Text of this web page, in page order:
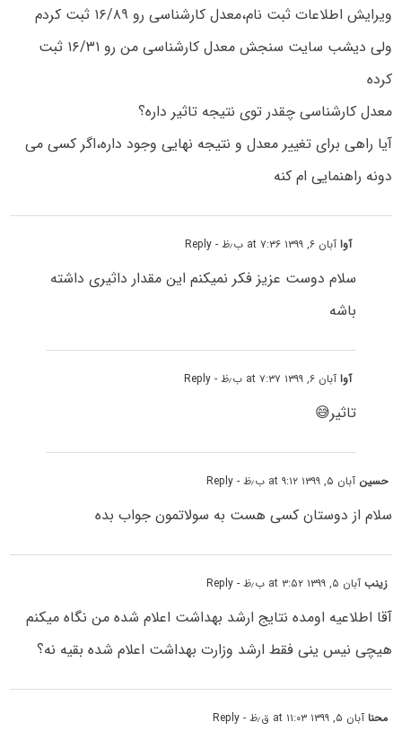
ویرایش اطلاعات ثبت نام،معدل کارشناسی رو ۱۶/۸۹ ثبت کردم
ولی دیشب سایت سنجش معدل کارشناسی من رو ۱۶/۳۱ ثبت
کرده
معدل کارشناسی چقدر توی نتیجه تاثیر داره؟
آیا راهی برای تغییر معدل و نتیجه نهایی وجود داره،اگر کسی می
دونه راهنمایی ام کنه
آواآبان ۶, ۱۳۹۹ at ۷:۳۶ ب٫ظ - Reply
سلام دوست عزیز فکر نمیکنم این مقدار داثیری داشته
باشه
آواآبان ۶, ۱۳۹۹ at ۷:۳۷ ب٫ظ - Reply
تاثیر😅
حسین آبان ۵, ۱۳۹۹ at ۹:۱۲ ب٫ظ - Reply
سلام از دوستان کسی هست به سولاتمون جواب بده
زینبآبان ۵, ۱۳۹۹ at ۳:۵۲ ب٫ظ - Reply
آقا اطلاعیه اومده نتایج ارشد بهداشت اعلام شده من نگاه میکنم
هیچی نیس ینی فقط ارشد وزارت بهداشت اعلام شده بقیه نه؟
محناآبان ۵, ۱۳۹۹ at ۱۱:۰۳ ق٫ظ - Reply